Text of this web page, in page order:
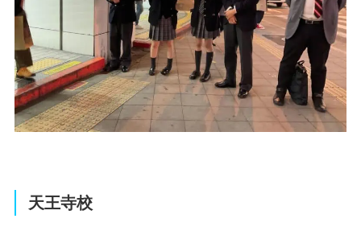
天王寺校